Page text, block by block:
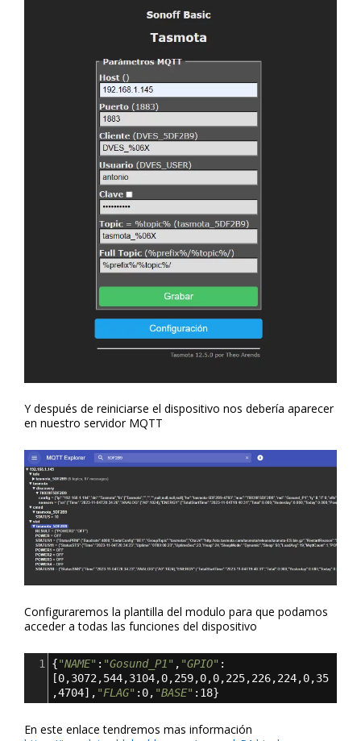
Y después de reiniciarse el dispositivo nos debería aparecer
en nuestro servidor MQTT
Configuraremos la plantilla del modulo para que podamos
acceder a todas las funciones del dispositivo
1 {"NAME" : "Gosund_P1" , "GPIO" :
[0,3072 ,544,3104,0,259,0,0,225,226,224,0,35
,4704], "FLAG" :0, "BASE" :18}
En este enlace tendremos mas información